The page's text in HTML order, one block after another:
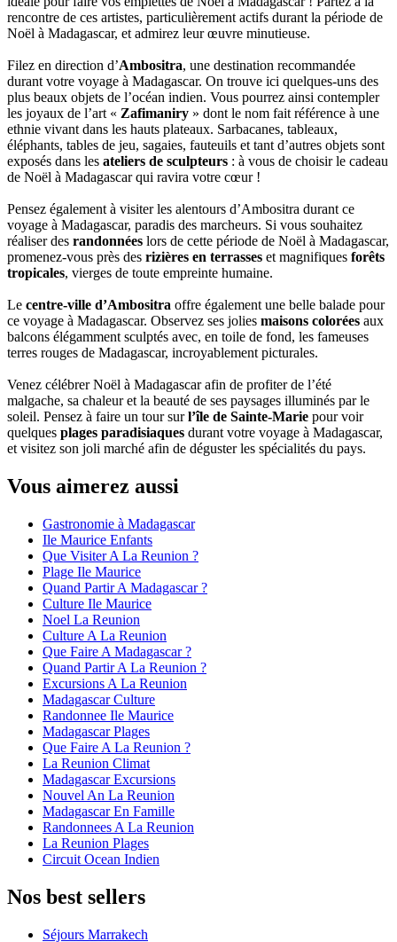
rencontre de ces artistes, particulièrement actifs durant la période de
Noël à Madagascar, et admirez leur œuvre minutieuse.
Filez en direction d’Ambositra, une destination recommandée
durant votre voyage à Madagascar. On trouve ici quelques-uns des
plus beaux objets de l’océan indien. Vous pourrez ainsi contempler
les joyaux de l’art « Zafimaniry » dont le nom fait référence à une
ethnie vivant dans les hauts plateaux. Sarbacanes, tableaux,
éléphants, tables de jeu, sagaies, fauteuils et tant d’autres objets sont
exposés dans les ateliers de sculpteurs : à vous de choisir le cadeau
de Noël à Madagascar qui ravira votre cœur !
Pensez également à visiter les alentours d’Ambositra durant ce
voyage à Madagascar, paradis des marcheurs. Si vous souhaitez
réaliser des randonnées lors de cette période de Noël à Madagascar,
promenez-vous près des rizières en terrasses et magnifiques forêts
tropicales, vierges de toute empreinte humaine.
Le centre-ville d’Ambositra offre également une belle balade pour
ce voyage à Madagascar. Observez ses jolies maisons colorées aux
balcons élégamment sculptés avec, en toile de fond, les fameuses
terres rouges de Madagascar, incroyablement picturales.
Venez célébrer Noël à Madagascar afin de profiter de l’été
malgache, sa chaleur et la beauté de ses paysages illuminés par le
soleil. Pensez à faire un tour surl’île de Sainte-Marie pour voir
quelques plages paradisiaques durant votre voyage à Madagascar,
et visitez son joli marché afin de déguster les spécialités du pays.
Vous aimerez aussi
Gastronomie à Madagascar
Ile Maurice Enfants
Que Visiter A La Reunion ?
Plage Ile Maurice
Quand Partir A Madagascar ?
Culture Ile Maurice
Noel La Reunion
Culture A La Reunion
Que Faire A Madagascar ?
Quand Partir A La Reunion ?
Excursions A La Reunion
Madagascar Culture
Randonnee Ile Maurice
Madagascar Plages
Que Faire A La Reunion ?
La Reunion Climat
Madagascar Excursions
Nouvel An La Reunion
Madagascar En Famille
Randonnees A La Reunion
La Reunion Plages
Circuit Ocean Indien
Nos best sellers
Séjours Marrakech